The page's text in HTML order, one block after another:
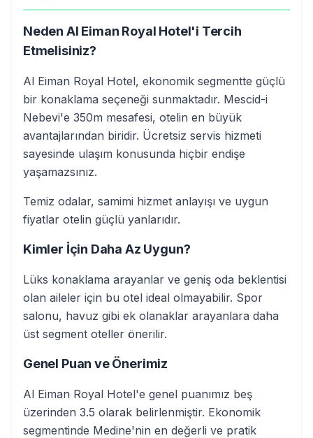
Neden Al Eiman Royal Hotel'i Tercih
Etmelisiniz?
Al Eiman Royal Hotel, ekonomik segmentte güçlü
bir konaklama seçeneği sunmaktadır. Mescid-i
Nebevi'e 350m mesafesi, otelin en büyük
avantajlarından biridir. Ücretsiz servis hizmeti
sayesinde ulaşım konusunda hiçbir endişe
yaşamazsınız.
Temiz odalar, samimi hizmet anlayışı ve uygun
fiyatlar otelin güçlü yanlarıdır.
Kimler İçin Daha Az Uygun?
Lüks konaklama arayanlar ve geniş oda beklentisi
olan aileler için bu otel ideal olmayabilir. Spor
salonu, havuz gibi ek olanaklar arayanlara daha
üst segment oteller önerilir.
Genel Puan ve Önerimiz
Al Eiman Royal Hotel'e genel puanımız beş
üzerinden 3.5 olarak belirlenmiştir. Ekonomik
segmentinde Medine'nin en değerli ve pratik